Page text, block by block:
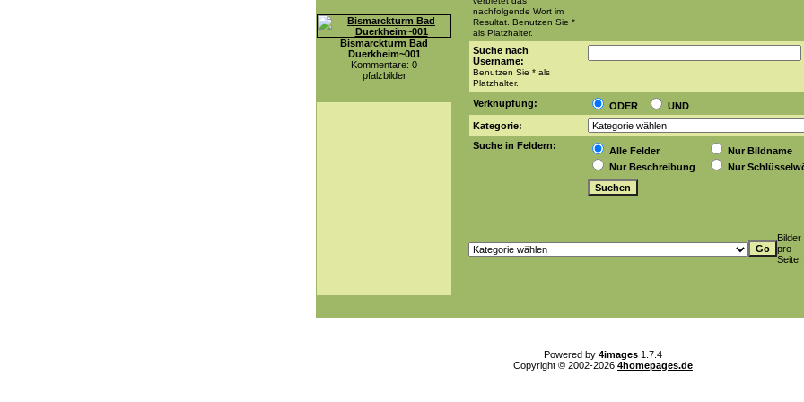
Bismarckturm Bad
Duerkheim~001
Kommentare: 0
pfalzbilder
nachfolgende Wort im
Resultat. Benutzen Sie *
als Platzhalter.
Suche nach
Username:
Benutzen Sie * als
Platzhalter.
Verknüpfung: ODER
UND
Kategorie:
Suche in Feldern:
Alle Felder
Nur Bildname
Nur Beschreibung
Nur
Bilder
pro
Seite:
Powered by 4images 1.7.4
Copyright © 2002-2026 4homepages.de